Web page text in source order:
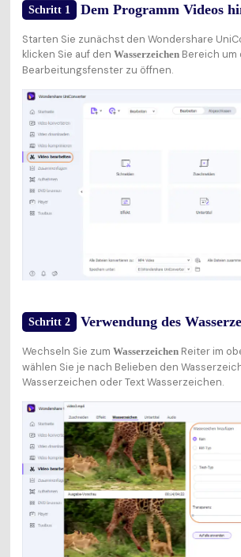
Schritt 1 Dem Programm Videos
Starten Sie zunächst den Wondershare
klicken Sie auf den WasserzeichenBereich um
Bearbeitungsfenster zu öffnen.
Schritt 2 Verwendung des
Wechseln Sie zum WasserzeichenReiter im
wählen Sie je nach Belieben den
Wasserzeichen oder Text Wasserzeichen.